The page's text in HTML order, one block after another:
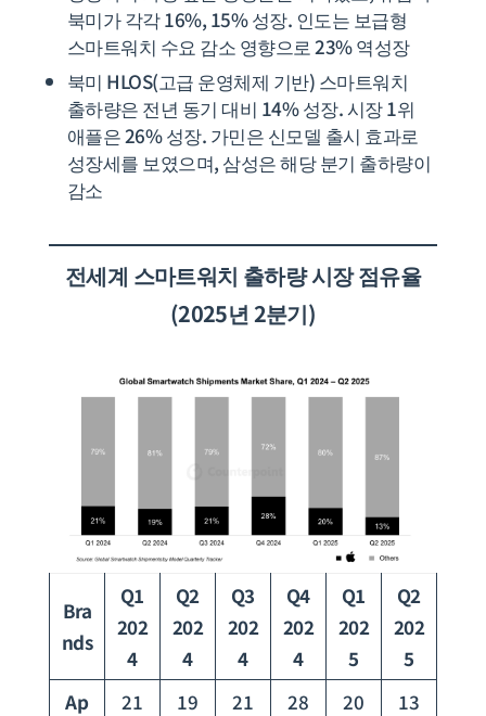
북미가 각각 16%, 15% 성장. 인도는 보급형
스마트워치 수요 감소 영향으로 23% 역성장
북미 HLOS(고급 운영체제 기반) 스마트워치
출하량은 전년 동기 대비 14% 성장. 시장 1위
애플은 26% 성장. 가민은 신모델 출시 효과로
성장세를 보였으며, 삼성은 해당 분기 출하량이
감소
전세계 스마트워치 출하량 시장 점유율
(2025년 2분기)
Bra
nds
Q1
202
4
Q2
202
4
Q3
202
4
Q4
202
4
Q1
202
5
Q2
202
5
Ap
21
19
21
28
20
13